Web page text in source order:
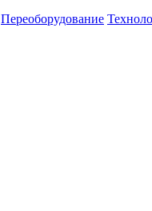
Переоборудование